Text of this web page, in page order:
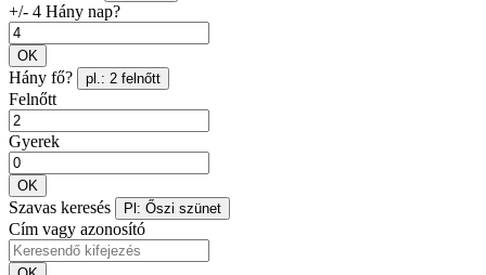
+/- 4 Hány nap?
OK
Hány fő? pl.: 2 felnőtt
Felnőtt
Gyerek
OK
Szavas keresés Pl: Őszi szünet
Cím vagy azonosító